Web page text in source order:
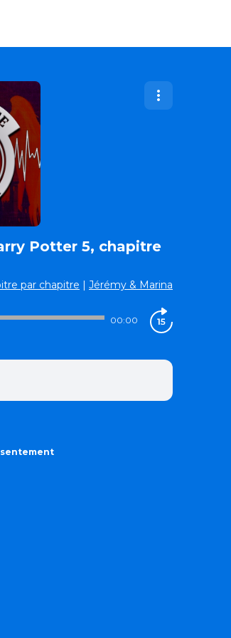
Potter 5, chapitre
par chapitre | Jérémy & Marina
00:00